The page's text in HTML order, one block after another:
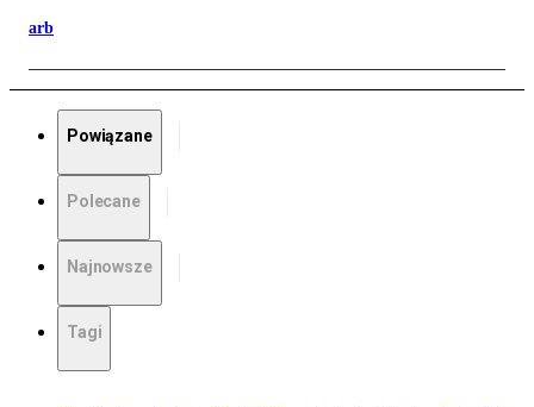
arb
Powiązane
Polecane
Najnowsze
Tagi